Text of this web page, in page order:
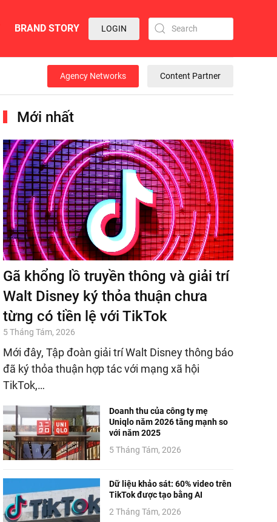
BRAND STORY LOGIN
Agency Networks Content Partner
Mới nhất
Gã khổng lồ truyền thông và giải trí
Walt Disney ký thỏa thuận chưa
từng có tiền lệ với TikTok
5 Tháng Tám, 2026
Mới đây, Tập đoàn giải trí Walt Disney thông báo
đã ký thỏa thuận hợp tác với mạng xã hội
TikTok,…
Doanh thu của công ty mẹ
Uniqlo năm 2026 tăng mạnh so
với năm 2025
5 Tháng Tám, 2026
Dữ liệu khảo sát: 60% video trên
TikTok được tạo bằng AI
2 Tháng Tám, 2026